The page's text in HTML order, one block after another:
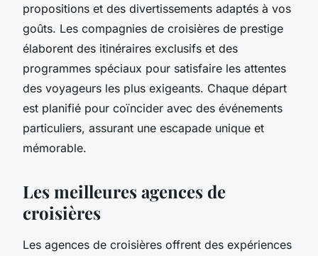
propositions et des divertissements adaptés à vos
goûts. Les compagnies de croisières de prestige
élaborent des itinéraires exclusifs et des
programmes spéciaux pour satisfaire les attentes
des voyageurs les plus exigeants. Chaque départ
est planifié pour coïncider avec des événements
particuliers, assurant une escapade unique et
mémorable.
Les meilleures agences de
croisières
Les agences de croisières offrent des expériences